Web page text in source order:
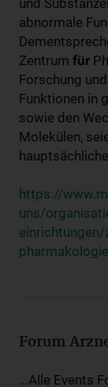
und
abnormale
Zentrum für
Forschung
Funktionen in
sowie den
Molekülen,
https://
uns/
Forum
...Alle Events